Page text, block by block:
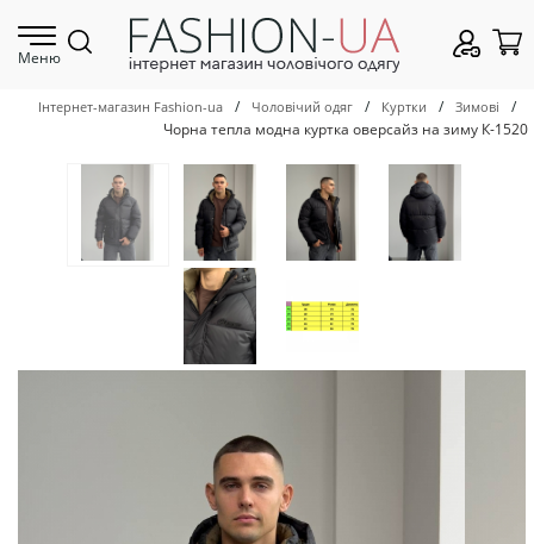
Меню
Інтернет-магазин Fashion-ua / Чоловічий одяг / Куртки / Зимові
/
Чорна тепла модна куртка оверсайз на зиму К-1520